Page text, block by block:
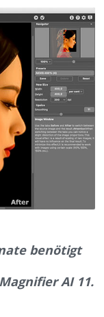
benötigt
AI 11.